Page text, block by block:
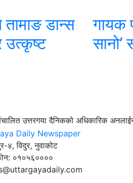
तामाङ डान्स
उत्कृष्ट
गायक
सानो’
उत्तरगया दैनिकको अधिकारिक
४, विदुर, नुवाकोट
०१०५६००००